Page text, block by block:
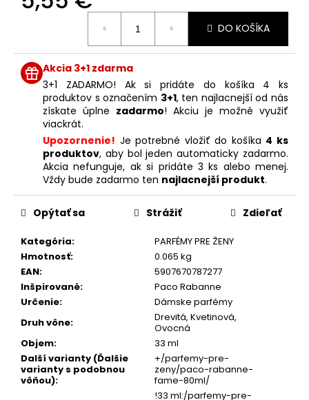
DO KOŠÍKA
Akcia 3+1 zdarma
3+1 ZADARMO! Ak si pridáte do košíka 4 ks
produktov s označením 3+1, ten najlacnejší od nás
získate úplne zadarmo! Akciu je možné využiť
viackrát.
Upozornenie! Je potrebné vložiť do košíka 4 ks
produktov, aby bol jeden automaticky zadarmo.
Akcia nefunguje, ak si pridáte 3 ks alebo menej.
Vždy bude zadarmo ten najlacnejší produkt.
Kategória:
PARFÉMY PRE ŽENY
Hmotnosť:
0.065 kg
EAN:
5907670787277
Inšpirované:
Paco Rabanne
Určenie:
Dámske parfémy
Druh vône:
Drevitá, Kvetinová,
Ovocná
Objem:
33 ml
Další varianty (Ďalšie
varianty s podobnou
vôňou):
+/parfemy-pre-
zeny/paco-rabanne-
fame-80ml/
!33 ml:/parfemy-pre-
Opýtať sa Strážiť Zdieľať